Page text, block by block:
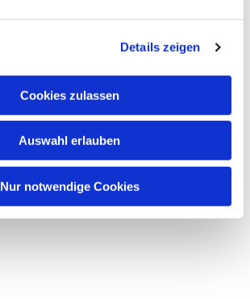
Details zeigen
Cookies zulassen
Auswahl erlauben
Nur notwendige Cookies